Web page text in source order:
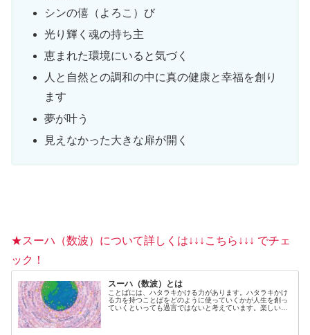
シンの僖（よろこ）び
光り輝く魂の持ち主
恵まれた環境にいると気づく
人と自然との調和の中に真の健康と幸福を創り
ます
夢が叶う
見えなかった大きな扉が開く
★スーハ（数波）について詳しくは↓↓↓こちら↓↓↓ でチェ
ック！
スーハ（数波）とは
ことばには、ハタラキかける力があります。ハタラキかけ
る力を持つことばをどのように使っていくかが人生を創っ
ていくといっても過言ではないと考えています。楽しいこ